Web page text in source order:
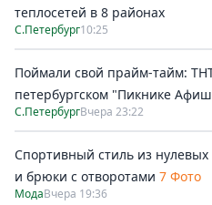
теплосетей в 8 районах
С.Петербург10:25
Поймали свой прайм-тайм:
петербургском "Пикнике
С.ПетербургВчера 23:22
Спортивный стиль из нулевых
и брюки с отворотами 7 Фото
МодаВчера 19:36